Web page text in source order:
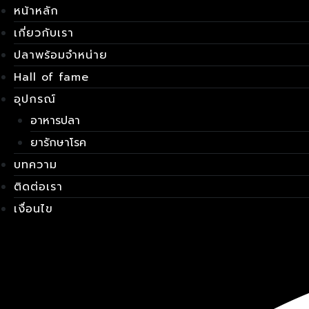
Skip
to
content
หน้าหลัก
เกี่ยวกับเรา
ปลาพร้อมจำหน่าย
Hall of fame
อุปกรณ์
อาหารปลา
ยารักษาโรค
บทความ
ติดต่อเรา
เงื่อนไข
เมนู